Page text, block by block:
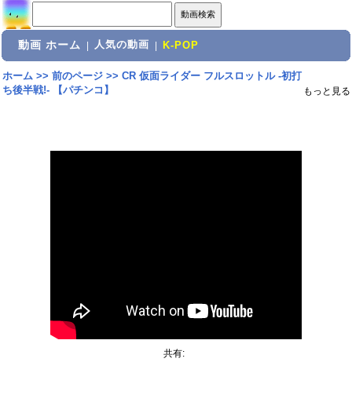
動画 ホーム 人気の動画 K-POP
ホーム>> 前のページ>> CR 仮面ライダー フルスロットル -初打
ち後半戦!- 【パチンコ】
もっと見る
共有: